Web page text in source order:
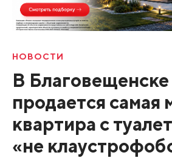
НОВОСТИ
В Благовещенске
продается самая
квартира с
«не